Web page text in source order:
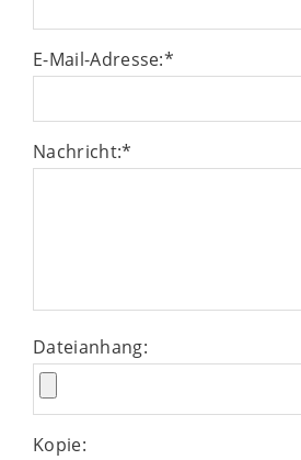
E-Mail-Adresse:*
Nachricht:*
Dateianhang:
Kopie: